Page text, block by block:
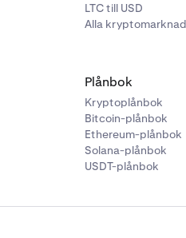
LTC till USD
Alla
Plånbok
Kryptoplånbok
Bitcoin-plånbok
Ethereum-plånbok
Solana-plånbok
USDT-plånbok